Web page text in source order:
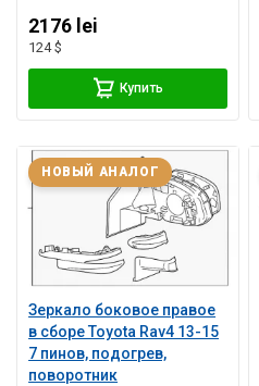
2176 lei
124 $
Купить
Зеркало боковое правое
в сборе Toyota Rav4 13-15
7 пинов, подогрев,
поворотник
НОВЫЙ АНАЛОГ